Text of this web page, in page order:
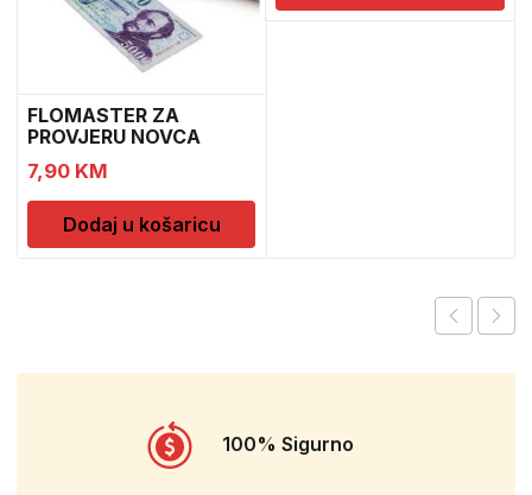
FLOMASTER ZA
PROVJERU NOVCA
SAFESCAN 30
7,90 KM
Dodaj u košaricu
100% Sigurno